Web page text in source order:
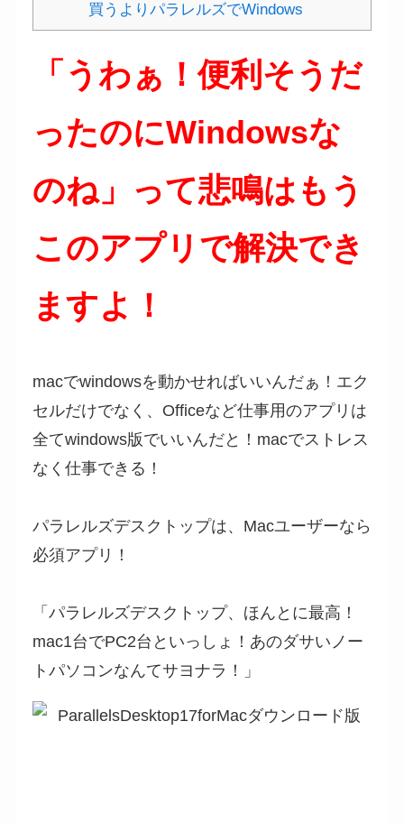
買うよりパラレルズでWindows
「うわぁ！便利そうだ
ったのにWindowsな
のね」って悲鳴はもう
このアプリで解決でき
ますよ！
macでwindowsを動かせればいいんだぁ！エク
セルだけでなく、Officeなど仕事用のアプリは
全てwindows版でいいんだと！macでストレス
なく仕事できる！
パラレルズデスクトップは、Macユーザーなら
必須アプリ！
「パラレルズデスクトップ、ほんとに最高！
mac1台でPC2台といっしょ！あのダサいノー
トパソコンなんてサヨナラ！」